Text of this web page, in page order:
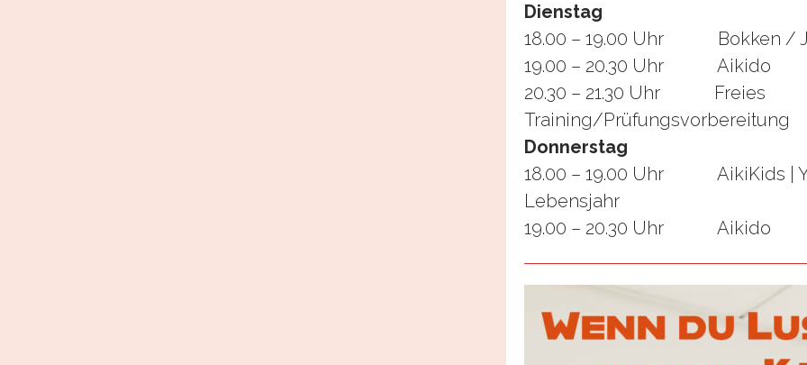
Dienstag
18.00 – 19.00 Uhr Bokken /
19.00 – 20.30 Uhr Aikido
20.30 – 21.30 Uhr Freies
Training/Prüfungsvorbereitung
Donnerstag
18.00 – 19.00 Uhr AikiKids |
Lebensjahr
19.00 – 20.30 Uhr Aikido